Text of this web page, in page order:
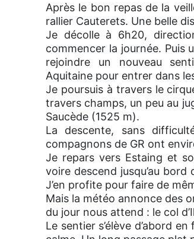
Après le bon repas de la
rallier Cauterets. Une belle
Je décolle à 6h20,
commencer la journée. Puis
rejoindre un nouveau
Aquitaine pour entrer dans
Je poursuis à travers le
travers champs, un peu au
Saucède (1525 m).
La descente, sans
compagnons de GR ont
Je repars vers Estaing et
voire descend jusqu’au
J’en profite pour faire de
Mais la météo annonce des
du jour nous attend : le col
Le sentier s’élève d’abord